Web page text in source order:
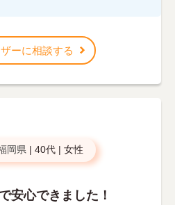
ーに相談する
岡県 | 40代 | 女性
安心できました！